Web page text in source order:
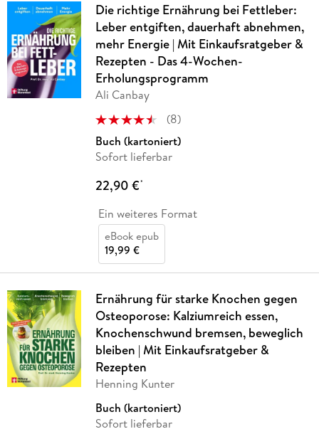
Die richtige Ernährung bei Fettleber:
Leber entgiften, dauerhaft abnehmen,
mehr Energie | Mit Einkaufsratgeber &
Rezepten - Das 4-Wochen-
Erholungsprogramm
Ali Canbay
(8)
Buch (kartoniert)
Sofort lieferbar
22,90 €*
Ein weiteres Format
eBook epub
19,99 €
Ernährung für starke Knochen gegen
Osteoporose: Kalziumreich essen,
Knochenschwund bremsen, beweglich
bleiben | Mit Einkaufsratgeber &
Rezepten
Henning Kunter
Buch (kartoniert)
Sofort lieferbar